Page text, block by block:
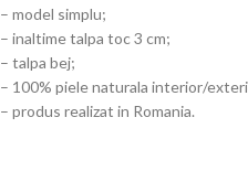
– model simplu;
– inaltime talpa toc 3 cm;
– talpa bej;
– 100% piele naturala interior/
– produs realizat in Romania.